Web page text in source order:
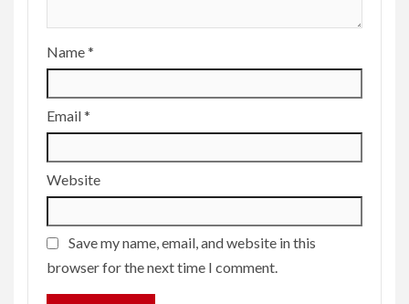
Name*
Email*
Website
Save my name, email, and website in this
browser for the next time I comment.